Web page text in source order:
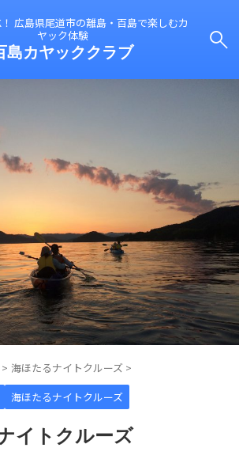
広島県尾道市の離島・百島で楽しむカ
ヤック体験
島カヤッククラブ
> 海ほたるナイトクルーズ >
海ほたるナイトクルーズ
イトクルーズ